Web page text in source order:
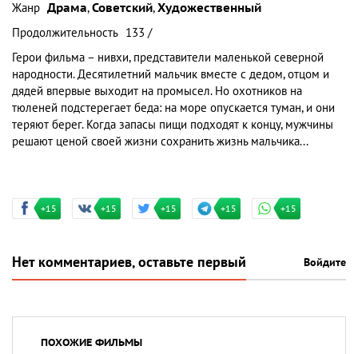
Жанр Драма,Советский,Художественный
Продолжительность 133 /
Герои фильма – нивхи, представители маленькой северной
народности. Десятилетний мальчик вместе с дедом, отцом и
дядей впервые выходит на промысел. Hо охотников на
тюленей подстерегает беда: на море опускается туман, и они
теряют берег. Когда запасы пищи подходят к концу, мужчины
решают ценой своей жизни сохранить жизнь мальчика...
+15 +15 +15 +15 +15
Нет комментариев, оставьте первый Войдите
ПОХОЖИЕ ФИЛЬМЫ